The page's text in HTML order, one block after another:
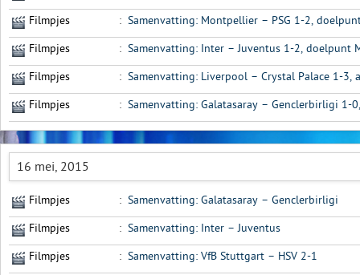
Filmpjes : Samenvatting: Montpellier – PSG 1-2,
Filmpjes : Samenvatting: Inter – Juventus 1-2, doelpunt
Filmpjes : Samenvatting: Liverpool – Crystal Palace 1-3,
Filmpjes : Samenvatting: Galatasaray – Genclerbirligi 1-
16 mei, 2015
Filmpjes : Samenvatting: Galatasaray – Genclerbirligi
Filmpjes : Samenvatting: Inter – Juventus
Filmpjes : Samenvatting: VfB Stuttgart – HSV 2-1